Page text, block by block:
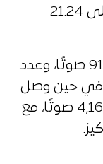
5,071,020، لترتفع نسبة المشاركة إلى 21.24
كما بلغ عدد الأصوات الملغاة 910,230 صوتًا، وعدد
عليها 1,095 صوتًا، في حين وصل
عدد الأصوات المعبر عنها إلى 4,160,790 صوتًا، مع